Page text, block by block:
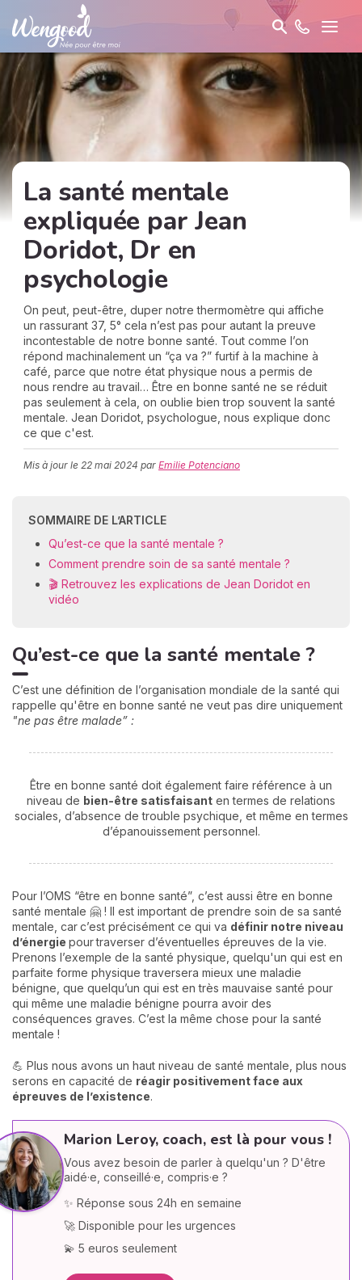
La santé mentale
expliquée par Jean
Doridot, Dr en
psychologie
On peut, peut-être, duper notre thermomètre qui affiche
un rassurant 37, 5° cela n’est pas pour autant la preuve
incontestable de notre bonne santé. Tout comme l’on
répond machinalement un “ça va ?” furtif à la machine à
café, parce que notre état physique nous a permis de
nous rendre au travail… Être en bonne santé ne se réduit
pas seulement à cela, on oublie bien trop souvent la santé
mentale. Jean Doridot, psychologue, nous explique donc
ce que c'est.
Mis à jour le 22 mai 2024 par Emilie Potenciano
SOMMAIRE DE L’ARTICLE
Qu’est-ce que la santé mentale ?
Comment prendre soin de sa santé mentale ?
🎬 Retrouvez les explications de Jean Doridot en
vidéo
Qu’est-ce que la santé mentale ?
C’est une définition de l’organisation mondiale de la santé qui
rappelle qu'être en bonne santé ne veut pas dire uniquement
"ne pas être malade” :
Être en bonne santé doit également faire référence à un
niveau de bien-être satisfaisant en termes de relations
sociales, d’absence de trouble psychique, et même en termes
d’épanouissement personnel.
Pour l’OMS “être en bonne santé”, c’est aussi être en bonne
santé mentale 🤗 ! Il est important de prendre soin de sa santé
mentale, carc’est précisément ce qui va définir notre niveau
d’énergie pourtraverser d’éventuelles épreuves de la vie.
Prenons l’exemple de la santé physique, quelqu'un qui est en
parfaite forme physique traversera mieux une maladie
bénigne, que quelqu’un qui est en très mauvaise santé pour
qui même une maladie bénigne pourra avoir des
conséquences graves. C’est la même chose pour la santé
mentale !
💪 Plus nous avons un haut niveau de santé mentale, plus nous
serons en capacité de réagir positivement face aux
épreuves de l’existence.
Marion Leroy, coach, est là pour vous !
Vous avez besoin de parler à quelqu'un ? D'être
aidé·e, conseillé·e, compris·e ?
✨ Réponse sous 24h en semaine
🚀 Disponible pour les urgences
💫 5 euros seulement